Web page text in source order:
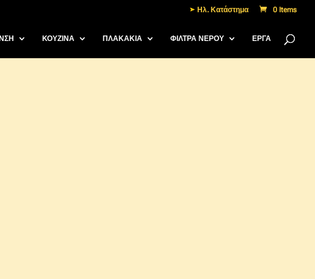
Ηλ. Κατάστημα 0 Items
ΚΟΥΖΙΝΑ ΠΛΑΚΑΚΙΑ ΦΙΛΤΡΑ ΝΕΡΟΥ ΈΡΓΑ